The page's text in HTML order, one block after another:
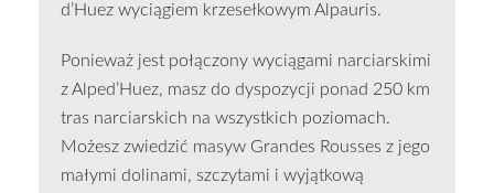
d’Huez wyciągiem krzesełkowym Alpauris.
Ponieważ jest połączony wyciągami narciarskimi
z Alped’Huez, masz do dyspozycji ponad 250 km
tras narciarskich na wszystkich poziomach.
Możesz zwiedzić masyw Grandes Rousses z jego
małymi dolinami, szczytami i wyjątkową